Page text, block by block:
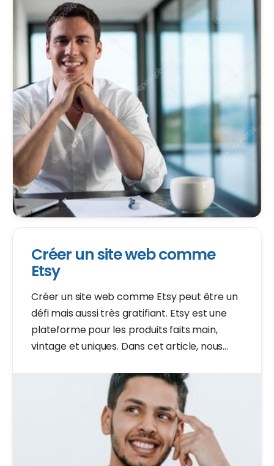
votre boutique en ligne opérationnelle
Créer un site web comme
Etsy
Créer un site web comme Etsy peut être un
défi mais aussi très gratifiant. Etsy est une
plateforme pour les produits faits main,
vintage et uniques. Dans cet article, nous
construire un site similaire, de la conception